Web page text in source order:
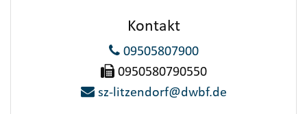
Kontakt
09505807900
0950580790550
sz-litzendorf@dwbf.de